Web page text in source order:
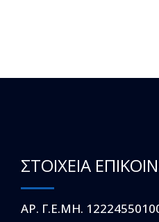
ΣΤΟΙΧΕΙΑ
ΑΡ. Γ.Ε.ΜΗ.